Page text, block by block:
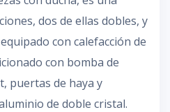
dos de ellas dobles, y
con calefacción de
con bomba de
puertas de haya y
de doble cristal.